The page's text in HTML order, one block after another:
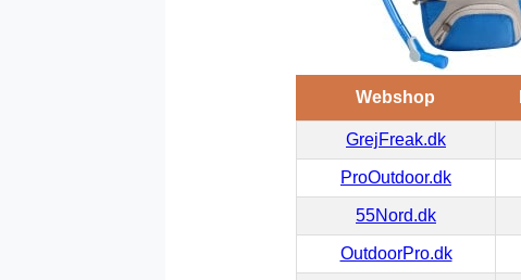
Webshop
GrejFreak.dk
ProOutdoor.dk
55Nord.dk
OutdoorPro.dk